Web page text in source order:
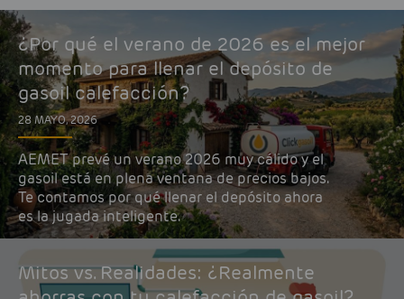
¿Por qué el verano de 2026 es el mejor
momento para llenar el depósito de
gasoil calefacción?
28 MAYO, 2026
AEMET prevé un verano 2026 muy cálido y el
gasoil está en plena ventana de precios bajos.
Te contamos por qué llenar el depósito ahora
es la jugada inteligente.
Mitos vs. Realidades: ¿Realmente